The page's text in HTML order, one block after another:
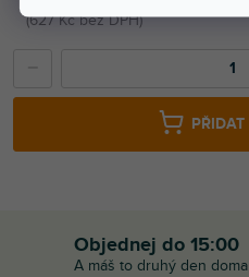
627 Kč bez DPH
Objednej do 15:00
A máš to druhý den doma